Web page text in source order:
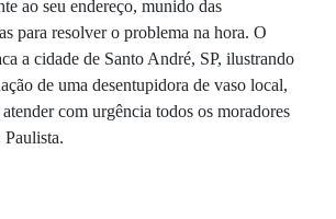
ao seu endereço, munido das
para resolver o problema na hora. O
a cidade de Santo André, SP, ilustrando
de uma desentupidora de vaso local,
com urgência todos os moradores